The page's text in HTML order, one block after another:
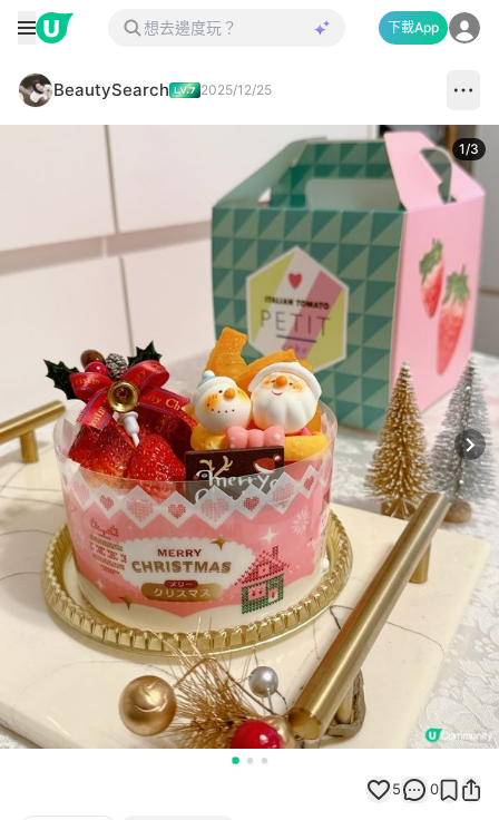
下載App
BeautySearch 2025/12/25
1/3
5 0